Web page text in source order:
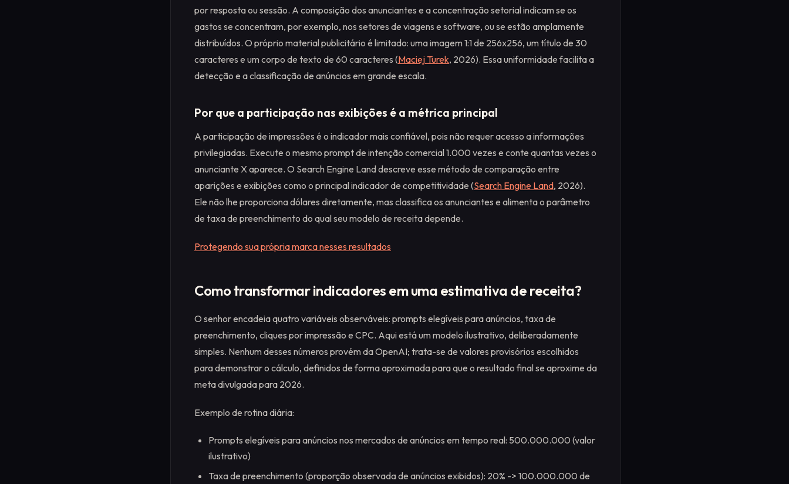
por resposta ou sessão. A composição dos anunciantes e a concentração setorial indicam se os
gastos se concentram, por exemplo, nos setores de viagens e software, ou se estão amplamente
distribuídos. O próprio material publicitário é limitado: uma imagem 1:1 de 256x256, um título de 30
caracteres e um corpo de texto de 60 caracteres (Maciej Turek, 2026). Essa uniformidade facilita a
detecção e a classificação de anúncios em grande escala.
Por que a participação nas exibições é a métrica principal
A participação de impressões é o indicador mais confiável, pois não requer acesso a informações
privilegiadas. Execute o mesmo prompt de intenção comercial 1.000 vezes e conte quantas vezes o
anunciante X aparece. O Search Engine Land descreve esse método de comparação entre
aparições e exibições como o principal indicador de competitividade (Search Engine Land, 2026).
Ele não lhe proporciona dólares diretamente, mas classifica os anunciantes e alimenta o parâmetro
de taxa de preenchimento do qual seu modelo de receita depende.
Protegendo sua própria marca nesses resultados
Como transformar indicadores em uma estimativa de receita?
O senhor encadeia quatro variáveis observáveis: prompts elegíveis para anúncios, taxa de
preenchimento, cliques por impressão e CPC. Aqui está um modelo ilustrativo, deliberadamente
simples. Nenhum desses números provém da OpenAI; trata-se de valores provisórios escolhidos
para demonstrar o cálculo, definidos de forma aproximada para que o resultado final se aproxime da
meta divulgada para 2026.
Exemplo de rotina diária:
Prompts elegíveis para anúncios nos mercados de anúncios em tempo real: 500.000.000 (valor
ilustrativo)
Taxa de preenchimento (proporção observada de anúncios exibidos): 20% -> 100.000.000 de